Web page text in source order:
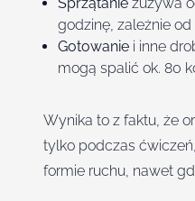
godzinę, zależnie
Gotowanie i inne
mogą spalić ok. 80
Wynika to z faktu, że
tylko podczas
formie ruchu, nawet